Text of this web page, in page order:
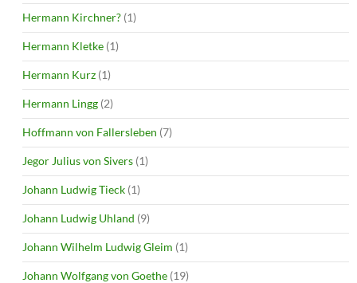
Hermann Kirchner? (1)
Hermann Kletke (1)
Hermann Kurz (1)
Hermann Lingg (2)
Hoffmann von Fallersleben (7)
Jegor Julius von Sivers (1)
Johann Ludwig Tieck (1)
Johann Ludwig Uhland (9)
Johann Wilhelm Ludwig Gleim (1)
Johann Wolfgang von Goethe (19)